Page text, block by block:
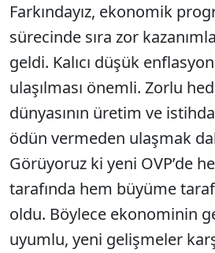
Farkındayız, ekonomik
sürecinde sıra zor
geldi. Kalıcı düşük
ulaşılması önemli. Zorlu
dünyasının üretim ve
ödün vermeden ulaşmak
Görüyoruz ki yeni OVP’de
tarafında hem büyüme
oldu. Böylece ekonominin
uyumlu, yeni gelişmeler